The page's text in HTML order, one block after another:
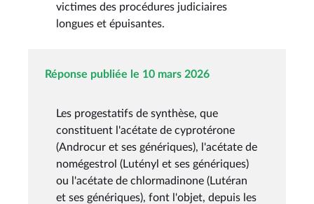
victimes des procédures judiciaires
longues et épuisantes.
Réponse publiée le 10 mars 2026
Les progestatifs de synthèse, que
constituent l'acétate de cyprotérone
(Androcur et ses génériques), l'acétate de
nomégestrol (Lutényl et ses génériques)
ou l'acétate de chlormadinone (Lutéran
et ses génériques), font l'objet, depuis les